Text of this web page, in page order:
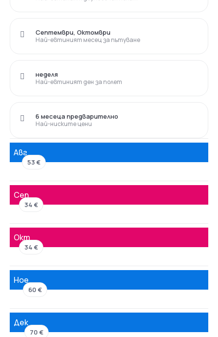
Най-евтиният месец за пътуване
Септември, Октомври
Най-евтиният ден за полет
неделя
Най-ниските цени
6 месеца предварително
Авг
53 €
Сеп
34 €
Окт
34 €
Ное
60 €
Дек
70 €